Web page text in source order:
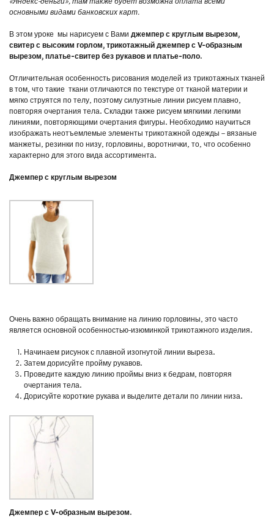
основными видами банковских карт.
В этом уроке мы нарисуем с Вами джемпер с круглым вырезом,
свитер с высоким горлом, трикотажный джемпер с V-образным
вырезом, платье-свитер без рукавов и платье-поло.
Отличительная особенность рисования моделей из трикотажных тканей
в том, что такие ткани отличаются по текстуре от тканой материи и
мягко струятся по телу, поэтому силуэтные линии рисуем плавно,
повторяя очертания тела. Складки также рисуем мягкими легкими
линиями, повторяющими очертания фигуры. Необходимо научиться
изображать неотъемлемые элементы трикотажной одежды – вязаные
манжеты, резинки по низу, горловины, воротнички, то, что особенно
характерно для этого вида ассортимента.
Джемпер с круглым вырезом
Очень важно обращать внимание на линию горловины, это часто
является основной особенностью-изюминкой трикотажного изделия.
Начинаем рисунок с плавной изогнутой линии выреза.
Затем дорисуйте пройму рукавов.
Проведите каждую линию проймы вниз к бедрам, повторяя
очертания тела.
Дорисуйте короткие рукава и выделите детали по линии низа.
Джемпер с V-образным вырезом.